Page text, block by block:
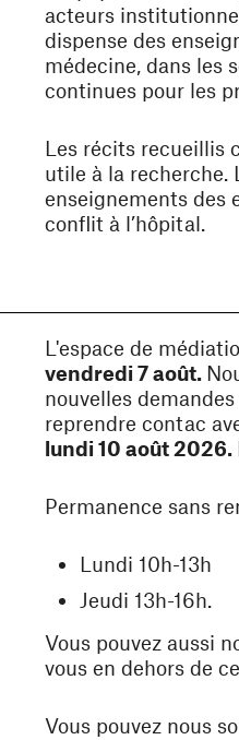
acteurs
dispense des
médecine, dans les
continues pour les
Les récits recueillis
utile à la recherche.
enseignements des
conflit à l’hôpital.
L'espace de
vendredi 7 août.
nouvelles
reprendre contac
lundi 10 août 2026.
Permanence sans
Lundi 10h-13h
Jeudi 13h-16h.
Vous pouvez aussi
vous en dehors de
Vous pouvez nous